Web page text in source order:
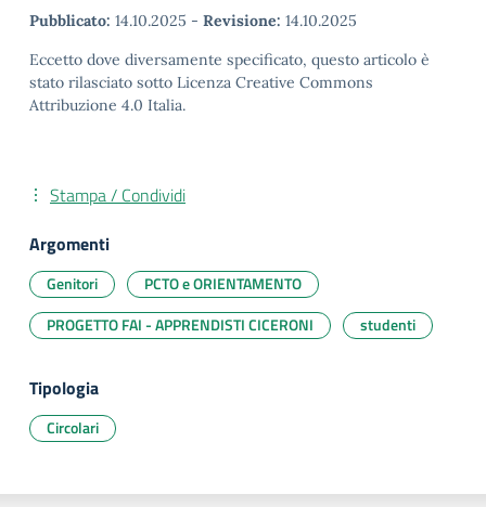
Pubblicato: 14.10.2025 - Revisione: 14.10.2025
Eccetto dove diversamente specificato, questo articolo è
stato rilasciato sotto Licenza Creative Commons
Attribuzione 4.0 Italia.
Stampa / Condividi
Argomenti
Genitori
PCTO e ORIENTAMENTO
PROGETTO FAI - APPRENDISTI CICERONI
studenti
Tipologia
Circolari